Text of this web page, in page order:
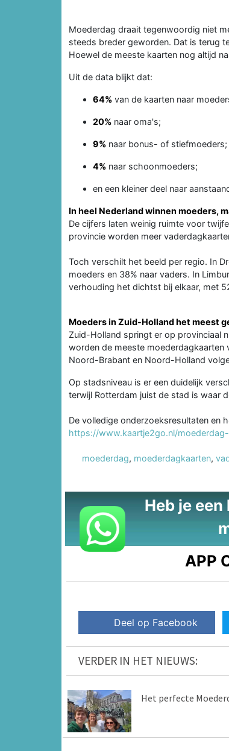
Moederdag draait tegenwoordig niet
steeds breder geworden. Dat is terug
Hoewel de meeste kaarten nog altijd
Uit de data blijkt dat:
64% van de kaarten naar
20% naar oma's;
9% naar bonus- of stiefmoeders;
4% naar schoonmoeders;
en een kleiner deel naar
In heel Nederland winnen moeders,
De cijfers laten weinig ruimte voor
provincie worden meer
Toch verschilt het beeld per regio. In
moeders en 38% naar vaders. In
verhouding het dichtst bij elkaar, met
Moeders in Zuid-Holland het meest
Zuid-Holland springt er op provinciaal
worden de meeste moederdagkaarten
Noord-Brabant en Noord-Holland
Op stadsniveau is er een duidelijk
terwijl Rotterdam juist de stad is waar
De volledige onderzoeksresultaten en
https://www.kaartje2go.nl/
moederdag, moederdagkaarten,
Heb je
APP
Deel op Facebook
VERDER IN HET NIEUWS:
Het perfecte